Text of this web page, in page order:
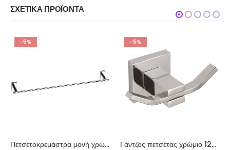
ΣΧΕΤΙΚΆ ΠΡΟΪΌΝΤΑ
-5%
Πετσετοκρεμάστρα μονή χρώμιο 40700-5/4
-5%
Γάντζος πετσέτας χρώμιο 1200-5/1